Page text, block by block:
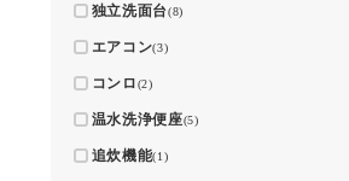
独立洗面台(8)
エアコン(3)
コンロ(2)
温水洗浄便座(5)
追炊機能(1)